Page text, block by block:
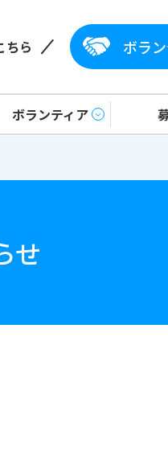
協定地域組織）
ちら ボラ
ボランティア
せ